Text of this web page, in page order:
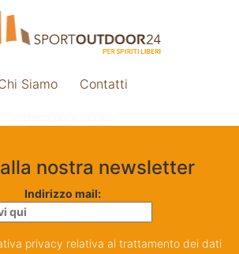
Siamo Contatti
nostra newsletter
Indirizzo mail:
privacy relativa al trattamento dei dati